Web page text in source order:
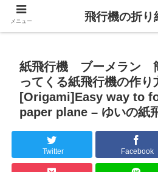
紙飛行機 ブーメラン
ってくる紙飛行機の作り
[Origami]Easy way to
paper plane – ゆいの紙
Twitter Facebook
メニュー 飛行機の折り